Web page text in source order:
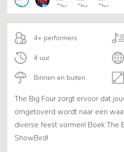
4+ performers
Binnen en buiten
4 uur
The Big Four zorgt ervoor dat
omgetoverd wordt naar een
diverse feest vormen! Boek The
ShowBird!